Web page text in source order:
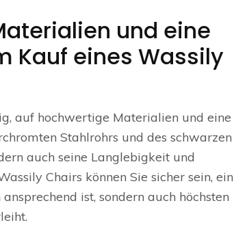
und eine
Kauf eines Wassily
auf hochwertige Materialien und eine
Stahlrohrs und des schwarzen
auch seine Langlebigkeit und
Chairs können Sie sicher sein, ein
ist, sondern auch höchsten